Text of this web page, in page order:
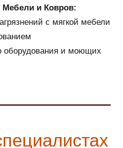
Мебели и Ковров:
с мягкой мебели
оборудования и моющих